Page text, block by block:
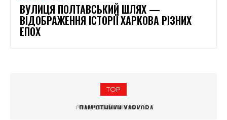
ВУЛИЦЯ ПОЛТАВСЬКИЙ ШЛЯХ —
ВІДОБРАЖЕННЯ ІСТОРІЇ ХАРКОВА РІЗНИХ
ЕПОХ
TOP
ПАМ’ЯТНИКИ ХАРКОВА
ІСТОРІЯ КУЛИНИЧІВСЬКОГО ХЛІБОЗАВОДУ В ХАРКОВІ